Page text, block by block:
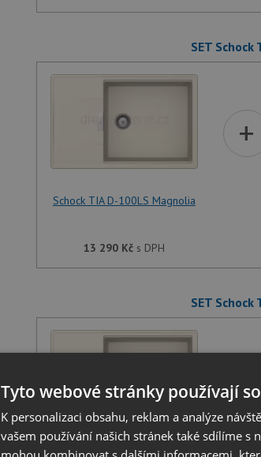
SET
Schock TIA D-100LS Magnolia
13 290 Kčs DPH
+
SET
+
Tyto webové stránky používají
K personalizaci obsahu, reklam a analýze
vašem používání našich stránek také sdílíme